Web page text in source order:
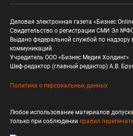
Деловая электронная газета «Бизнес
Свидетельство о регистрации СМИ Эл
Выдано федеральной службой по надзору
коммуникаций.
Учредитель ООО «Бизнес Медия Холдинг»
Шеф-редактор (главный редактор) А.В.
Политика о персональных данных
Любое использование материалов
только при соблюдении правил